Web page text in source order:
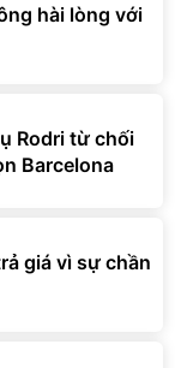
hài lòng với
Rodri từ chối
Barcelona
giá vì sự chần